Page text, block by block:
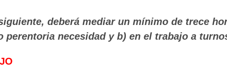
deberá mediar un mínimo de trece
necesidad y b) en el trabajo a
y Abogados (Email)